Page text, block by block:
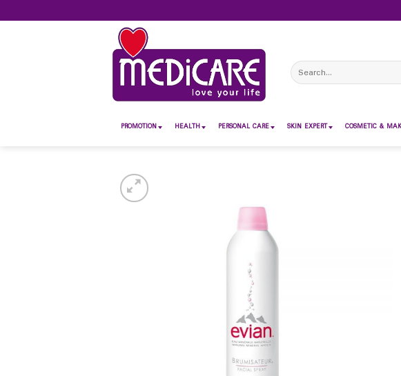
to
Search
for:
PROMOTION HEALTH PERSONAL CARE SKIN EXPERT COSMETIC &